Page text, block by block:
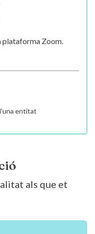
plataforma Zoom.
entitat
als que et